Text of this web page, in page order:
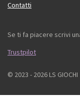
Contatti
Se ti fa piacere scrivi
Trustpilot
© 2023 - 2026 LS GIOCHI